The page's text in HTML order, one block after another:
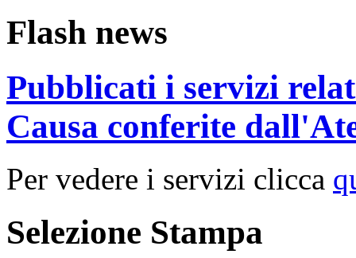
Flash news
Pubblicati i servizi
Causa conferite
Per vedere i servizi clicca
Selezione Stampa